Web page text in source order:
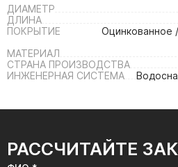
ДИАМЕТР
ДЛИНА
ПОКРЫТИЕ
Оцинкованное
МАТЕРИАЛ
СТРАНА ПРОИЗВОДСТВА
ИНЖЕНЕРНАЯ СИСТЕМА
РАССЧИТАЙТЕ